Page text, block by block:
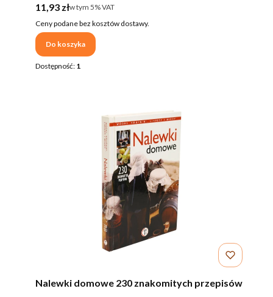
Cena brutto
11,93 złw tym %s VAT
w tym 5%VAT
Ceny podane bez kosztów dostawy.
Do koszyka
Dostępność: 1
Nalewki domowe 230 znakomitych przepisów